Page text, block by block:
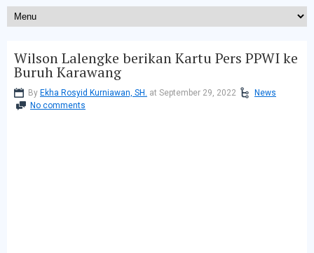
Wilson Lalengke berikan Kartu Pers PPWI ke
Buruh Karawang
By Ekha Rosyid Kurniawan, SH. at September 29, 2022
News
No comments